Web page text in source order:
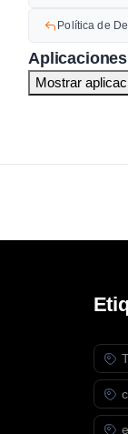
Política de
Mostrar